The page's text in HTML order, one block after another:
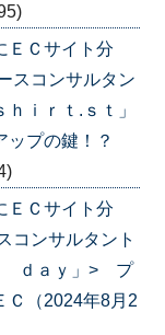
ＥＣサイト分
コンサルタン
ｉｒｔ.ｓｔ」
ップの鍵！？
ＥＣサイト分
ンサルタント
ｄａｙ」> プ
Ｃ（2024年8月2